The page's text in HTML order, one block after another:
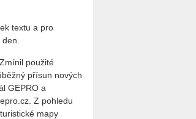
textu a pro
použité
přísun nových
GEPRO a
Z pohledu
mapy